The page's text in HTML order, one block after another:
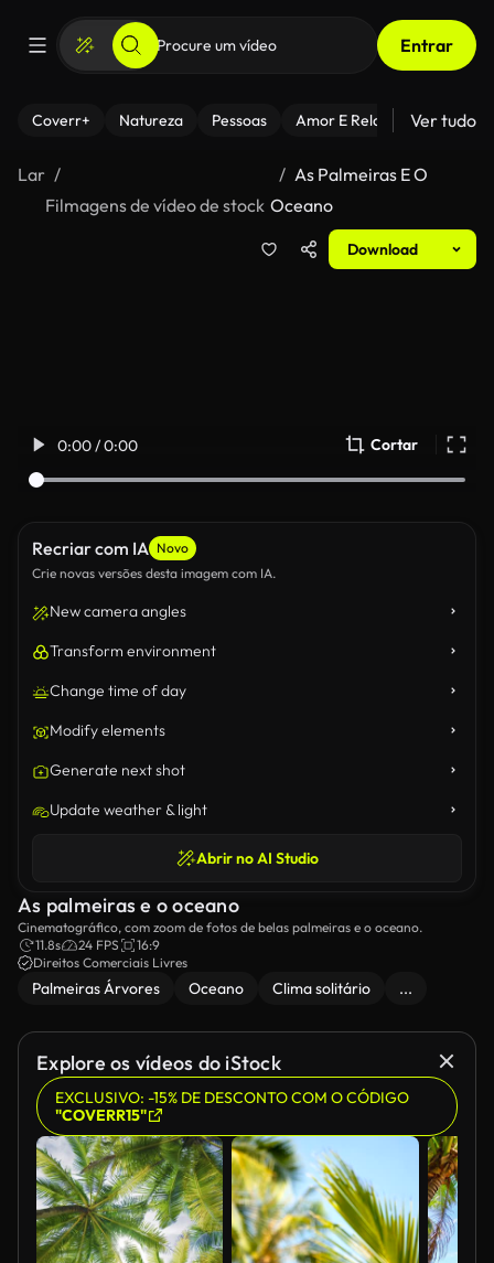
Entrar
Coverr+ Natureza Pessoas Amor E Relacionamentos
Ver tudo
Lar
Filmagens de vídeo de stock
As Palmeiras E O
Oceano
Download
0:00 / 0:00 Cortar
Recriar com IA Novo
Crie novas versões desta imagem com IA.
New camera angles
Transform environment
Change time of day
Modify elements
Generate next shot
Update weather & light
Abrir no AI Studio
As palmeiras e o oceano
Cinematográfico, com zoom de fotos de belas palmeiras e o oceano.
11.8s
24 FPS
16:9
Direitos Comerciais Livres
Palmeiras Árvores Oceano Clima solitário ...
Explore os vídeos do iStock
EXCLUSIVO: -15% DE DESCONTO COM O CÓDIGO
"COVERR15"